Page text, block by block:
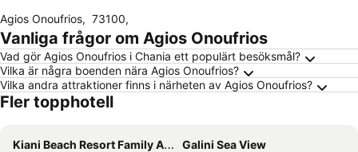
Agios Onoufrios, 73100,
Vanliga frågor om Agios Onoufrios
Vad gör Agios Onoufrios i Chania ett populärt besöksmål?
Vilka är några boenden nära Agios Onoufrios?
Vilka andra attraktioner finns i närheten av Agios Onoufrios?
Fler topphotell
Kiani Beach Resort Family All-Inclusive
Galini Sea View